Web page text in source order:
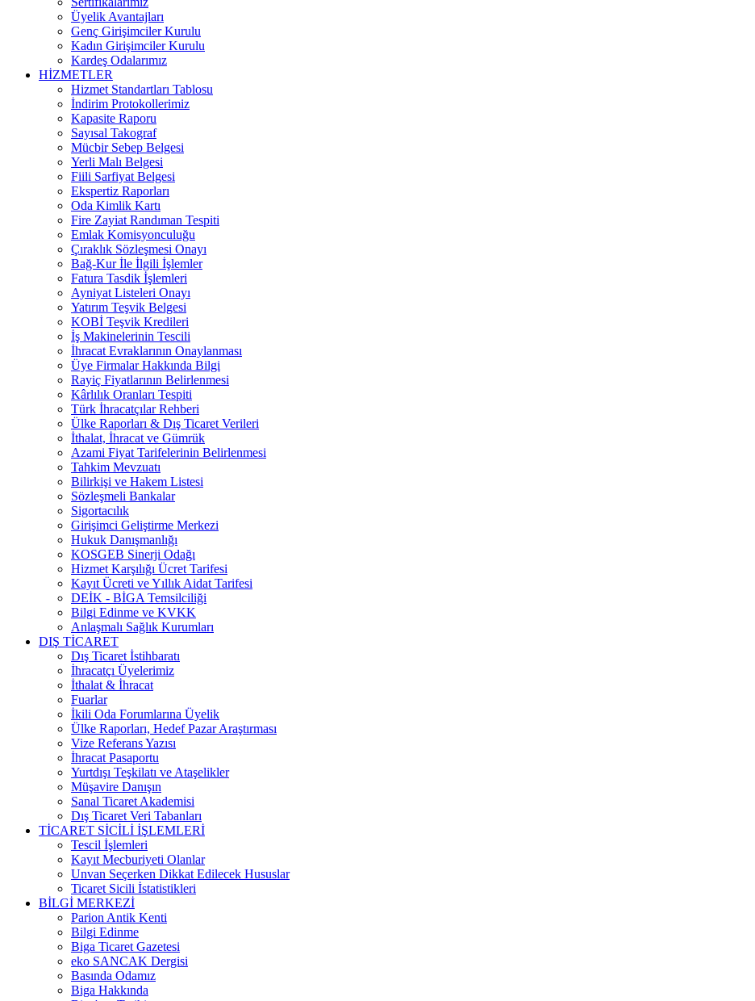
Üyelik Avantajları
Genç Girişimciler Kurulu
Kadın Girişimciler Kurulu
Kardeş Odalarımız
HİZMETLER
Hizmet Standartları Tablosu
İndirim Protokollerimiz
Kapasite Raporu
Sayısal Takograf
Mücbir Sebep Belgesi
Yerli Malı Belgesi
Fiili Sarfiyat Belgesi
Ekspertiz Raporları
Oda Kimlik Kartı
Fire Zayiat Randıman Tespiti
Emlak Komisyonculuğu
Çıraklık Sözleşmesi Onayı
Bağ-Kur İle İlgili İşlemler
Fatura Tasdik İşlemleri
Ayniyat Listeleri Onayı
Yatırım Teşvik Belgesi
KOBİ Teşvik Kredileri
İş Makinelerinin Tescili
İhracat Evraklarının Onaylanması
Üye Firmalar Hakkında Bilgi
Rayiç Fiyatlarının Belirlenmesi
Kârlılık Oranları Tespiti
Türk İhracatçılar Rehberi
Ülke Raporları & Dış Ticaret Verileri
İthalat, İhracat ve Gümrük
Azami Fiyat Tarifelerinin Belirlenmesi
Tahkim Mevzuatı
Bilirkişi ve Hakem Listesi
Sözleşmeli Bankalar
Sigortacılık
Girişimci Geliştirme Merkezi
Hukuk Danışmanlığı
KOSGEB Sinerji Odağı
Hizmet Karşılığı Ücret Tarifesi
Kayıt Ücreti ve Yıllık Aidat Tarifesi
DEİK - BİGA Temsilciliği
Bilgi Edinme ve KVKK
Anlaşmalı Sağlık Kurumları
DIŞ TİCARET
Dış Ticaret İstihbaratı
İhracatçı Üyelerimiz
İthalat & İhracat
Fuarlar
İkili Oda Forumlarına Üyelik
Ülke Raporları, Hedef Pazar Araştırması
Vize Referans Yazısı
İhracat Pasaportu
Yurtdışı Teşkilatı ve Ataşelikler
Müşavire Danışın
Sanal Ticaret Akademisi
Dış Ticaret Veri Tabanları
TİCARET SİCİLİ İŞLEMLERİ
Tescil İşlemleri
Kayıt Mecburiyeti Olanlar
Unvan Seçerken Dikkat Edilecek Hususlar
Ticaret Sicili İstatistikleri
BİLGİ MERKEZİ
Parion Antik Kenti
Bilgi Edinme
Biga Ticaret Gazetesi
eko SANCAK Dergisi
Basında Odamız
Biga Hakkında